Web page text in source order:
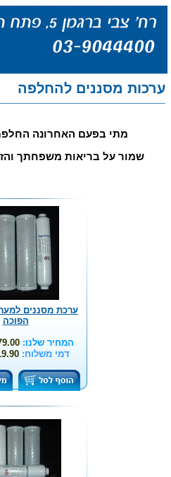
ערכות מסננים להחלפה
מתי בפעם האחרונה
שמור על בריאות משפחתך
ערכת מסננים
הפוכה
המחיר שלנו:
דמי משלוח: